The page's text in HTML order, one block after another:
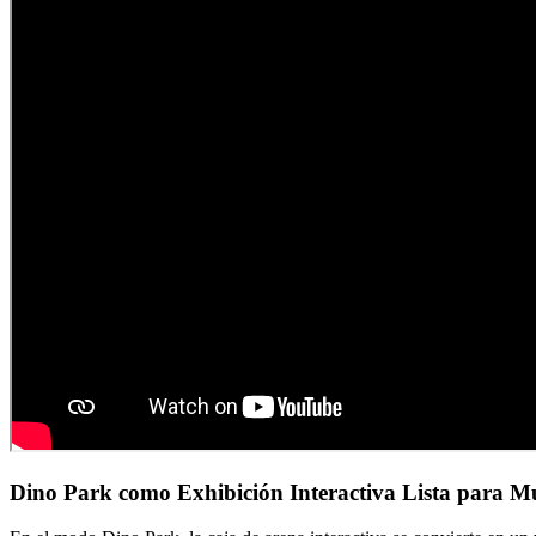
Dino Park como Exhibición Interactiva Lista para